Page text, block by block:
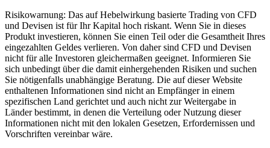
Risikowarnung: Das auf Hebelwirkung basierte Trading von CFD
und Devisen ist für Ihr Kapital hoch riskant. Wenn Sie in dieses
Produkt investieren, können Sie einen Teil oder die Gesamtheit Ihres
eingezahlten Geldes verlieren. Von daher sind CFD und Devisen
nicht für alle Investoren gleichermaßen geeignet. Informieren Sie
sich unbedingt über die damit einhergehenden Risiken und suchen
Sie nötigenfalls unabhängige Beratung. Die auf dieser Website
enthaltenen Informationen sind nicht an Empfänger in einem
spezifischen Land gerichtet und auch nicht zur Weitergabe in
Länder bestimmt, in denen die Verteilung oder Nutzung dieser
Informationen nicht mit den lokalen Gesetzen, Erfordernissen und
Vorschriften vereinbar wäre.